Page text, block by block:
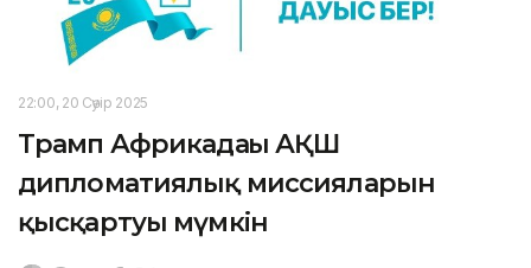
22:00, 20 Сәуір 2025
Трамп Африкадағы АҚШ
дипломатиялық миссияларын
қысқартуы мүмкін